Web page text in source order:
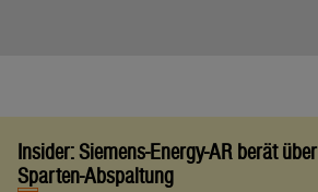
Insider: Siemens-Energy-AR berät über
Sparten-Abspaltung